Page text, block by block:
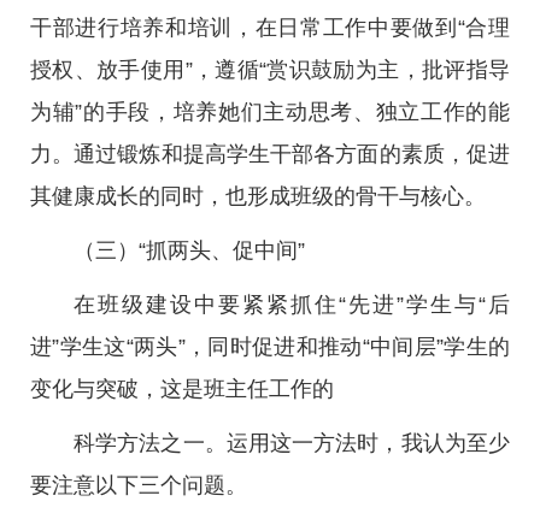
干部进行培养和培训，在日常工作中要做到“合理
授权、放手使用”，遵循“赏识鼓励为主，批评指导
为辅”的手段，培养她们主动思考、独立工作的能
力。通过锻炼和提高学生干部各方面的素质，促进
其健康成长的同时，也形成班级的骨干与核心。
（三）“抓两头、促中间”
在班级建设中要紧紧抓住“先进”学生与“后
进”学生这“两头”，同时促进和推动“中间层”学生的
变化与突破，这是班主任工作的
科学方法之一。运用这一方法时，我认为至少
要注意以下三个问题。